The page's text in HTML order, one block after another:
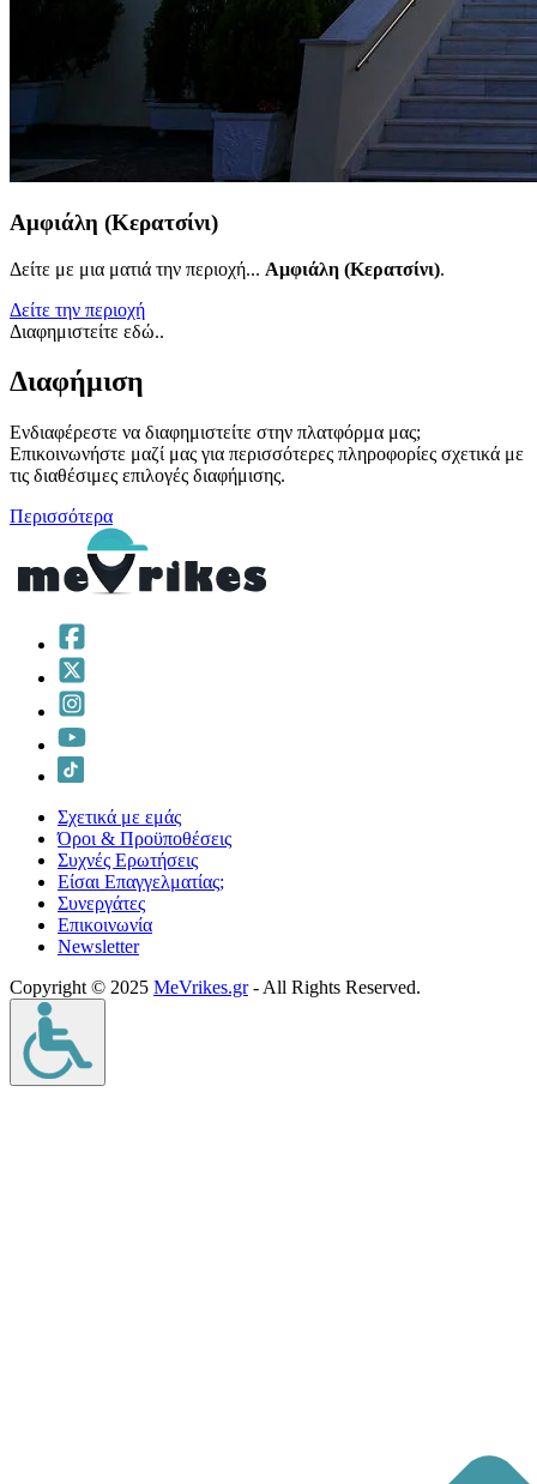
Αμφιάλη (Κερατσίνι)
Δείτε με μια ματιά την περιοχή... Αμφιάλη (Κερατσίνι).
Δείτε την περιοχή
Διαφημιστείτε εδώ..
Διαφήμιση
Ενδιαφέρεστε να διαφημιστείτε στην πλατφόρμα μας;
Επικοινωνήστε μαζί μας για περισσότερες πληροφορίες σχετικά με
τις διαθέσιμες επιλογές διαφήμισης.
Περισσότερα
Σχετικά με εμάς
Όροι & Προϋποθέσεις
Συχνές Ερωτήσεις
Είσαι Επαγγελματίας;
Συνεργάτες
Επικοινωνία
Νewsletter
Copyright © 2025 MeVrikes.gr- All Rights Reserved.